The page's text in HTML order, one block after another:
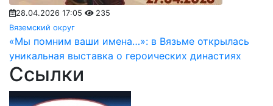
28.04.2026 17:05
235
Вяземский округ
«Мы помним ваши имена…»: в Вязьме открылась
уникальная выставка о героических династиях
Ссылки